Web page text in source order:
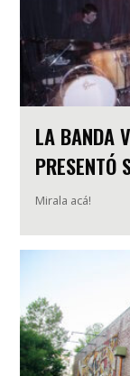
LA BANDA
PRESENTÓ
Mirala acá!